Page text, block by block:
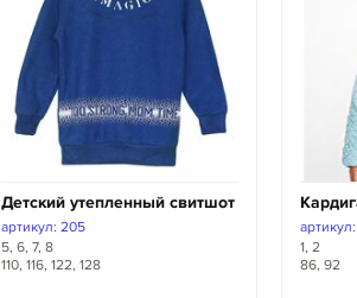
Детский утепленный свитшот
артикул: 205
5, 6, 7, 8
110, 116, 122, 128
1, 2
86, 92